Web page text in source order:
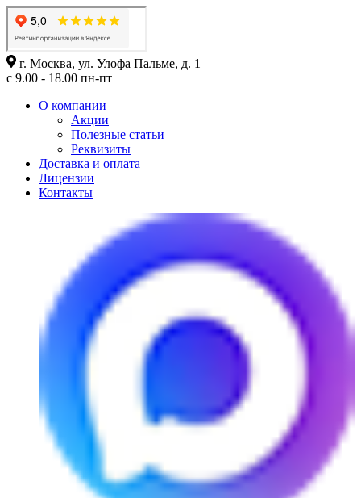
г. Москва, ул. Улофа Пальме, д. 1
с 9.00 - 18.00 пн-пт
О компании
Акции
Полезные статьи
Реквизиты
Доставка и оплата
Лицензии
Контакты